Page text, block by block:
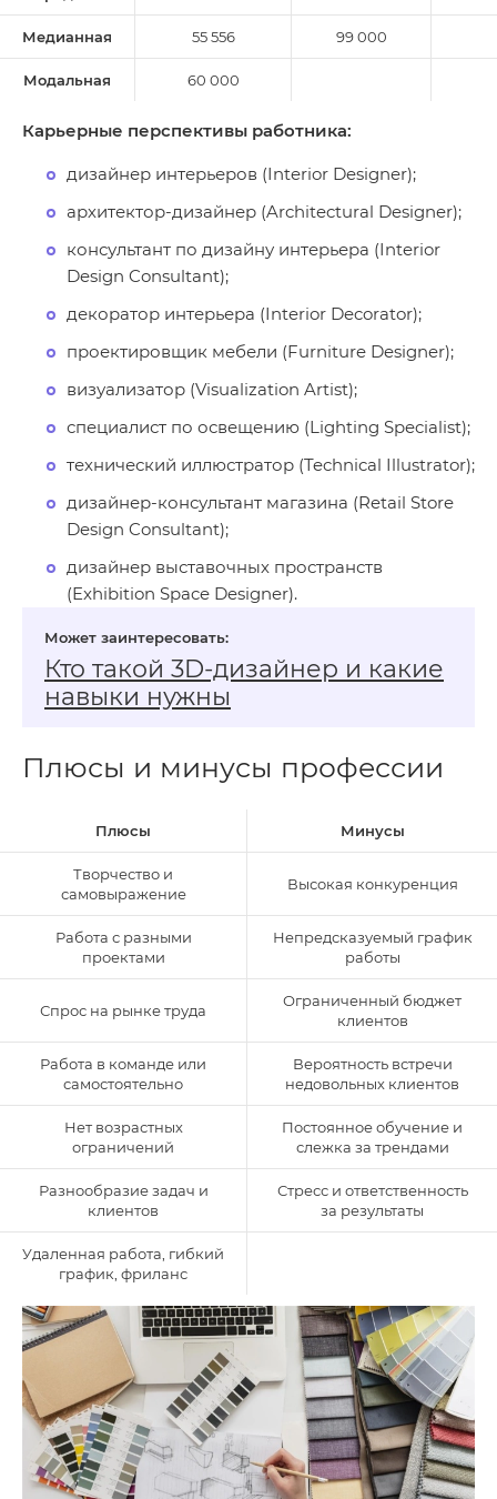
Медианная 55 556 99 000
Модальная 60 000
Карьерные перспективы работника:
дизайнер интерьеров (Interior Designer);
архитектор-дизайнер (Architectural Designer);
консультант по дизайну интерьера (Interior
Design Consultant);
декоратор интерьера (Interior Decorator);
проектировщик мебели (Furniture Designer);
визуализатор (Visualization Artist);
специалист по освещению (Lighting Specialist);
технический иллюстратор (Technical Illustrator);
дизайнер-консультант магазина (Retail Store
Design Consultant);
дизайнер выставочных пространств
(Exhibition Space Designer).
Кто такой 3D‑дизайнер и какие
навыки нужны
Плюсы и минусы профессии
Плюсы Минусы
Творчество и
самовыражение
Высокая конкуренция
Работа с разными
проектами
Непредсказуемый график
работы
Спрос на рынке труда
Ограниченный бюджет
клиентов
Работа в команде или
самостоятельно
Вероятность встречи
недовольных клиентов
Нет возрастных
ограничений
Постоянное обучение и
слежка за трендами
Разнообразие задач и
клиентов
Стресс и ответственность
за результаты
Удаленная работа, гибкий
график, фриланс